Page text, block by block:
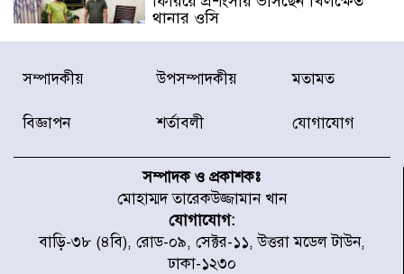
থানার ওসি
আজ থেকে উন্মুক্ত ‘জুলাই গণঅভ্যুত্থান
স্মৃতি জাদুঘর
অফিসের সামনে দালাল চক্রের ১৩ জন
সদস্যকে বিভিন্ন মেয়াদে সাজা প্রদান
করেছে র‌্যাব-১
হরমুজ প্রণালি নিয়ে ওমানের সঙ্গে চুক্তি
চূড়ান্ত পর্যায়ে : ইরান
সম্পাদকীয় উপসম্পাদকীয় মতামত
বিজ্ঞাপন শর্তাবলী যোগাযোগ
সম্পাদক ও প্রকাশকঃ
মোহাম্মদ তারেকউজ্জামান খান
যোগাযোগ:
বাড়ি-৩৮ (৪বি), রোড-০৯, সেক্টর-১১, উত্তরা মডেল টাউন,
ঢাকা-১২৩০